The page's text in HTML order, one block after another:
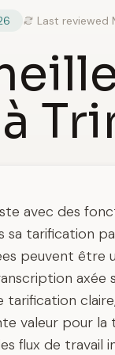
Last reviewed
avec des
tarification
peuvent être
axée
valeur pour
flux de travail